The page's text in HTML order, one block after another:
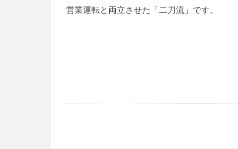
営業運転と両立させた「二刀流」です。